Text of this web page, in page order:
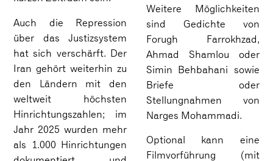
Auch die Repression
über das Justizsystem
hat sich verschärft. Der
Iran gehört weiterhin zu
den Ländern mit den
weltweit höchsten
Hinrichtungszahlen; im
Jahr 2025 wurden mehr
als 1.000 Hinrichtungen
Weitere Möglichkeiten
sind Gedichte von
Forugh Farrokhzad,
Ahmad Shamlou oder
Simin Behbahani sowie
Briefe oder
Stellungnahmen von
Narges Mohammadi.
Optional kann eine
Filmvorführung (mit